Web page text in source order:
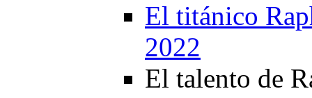
El titánico
2022
El talento de